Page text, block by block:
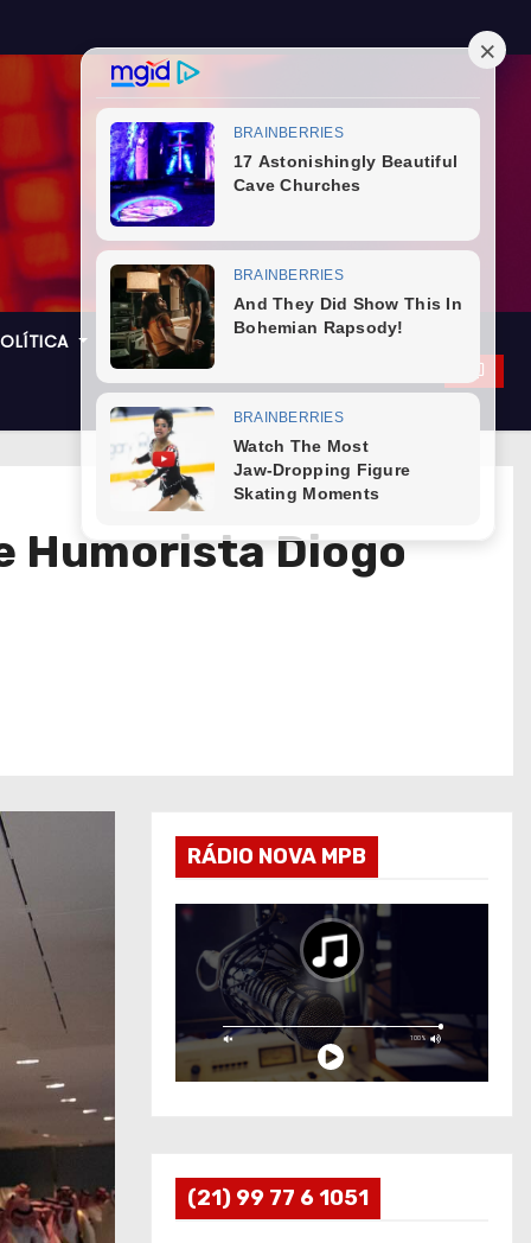
GASTRONOMIA
Humorista Diogo
RÁDIO NOVA MPB
(21) 99 77 6 1051